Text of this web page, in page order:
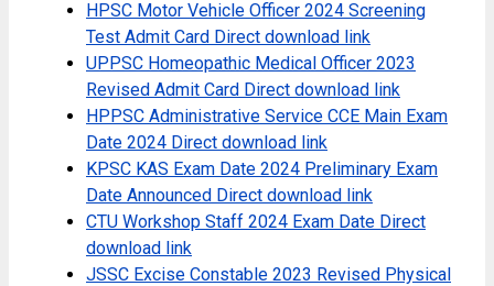
HPSC Motor Vehicle Officer 2024 Screening
Test Admit Card Direct download link
UPPSC Homeopathic Medical Officer 2023
Revised Admit Card Direct download link
HPPSC Administrative Service CCE Main Exam
Date 2024 Direct download link
KPSC KAS Exam Date 2024 Preliminary Exam
Date Announced Direct download link
CTU Workshop Staff 2024 Exam Date Direct
download link
JSSC Excise Constable 2023 Revised Physical